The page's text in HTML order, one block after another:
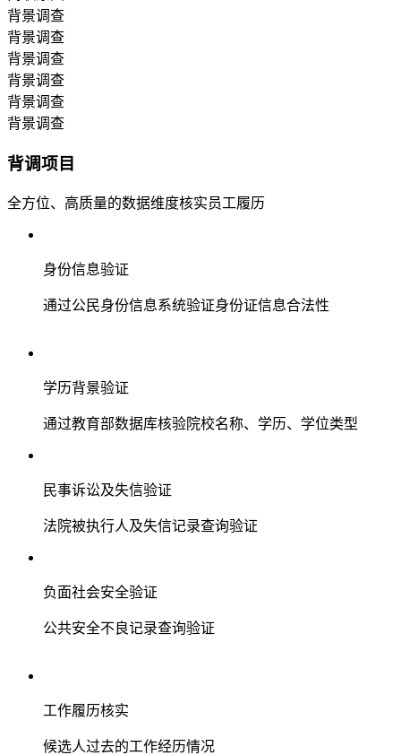
背景调查
背景调查
背景调查
背景调查
背景调查
背景调查
背调项目
全方位、高质量的数据维度核实员工履历
身份信息验证
通过公民身份信息系统验证身份证信息合法性
学历背景验证
通过教育部数据库核验院校名称、学历、学位类型
民事诉讼及失信验证
法院被执行人及失信记录查询验证
负面社会安全验证
公共安全不良记录查询验证
工作履历核实
候选人过去的工作经历情况